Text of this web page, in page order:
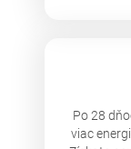
Po 28
viac